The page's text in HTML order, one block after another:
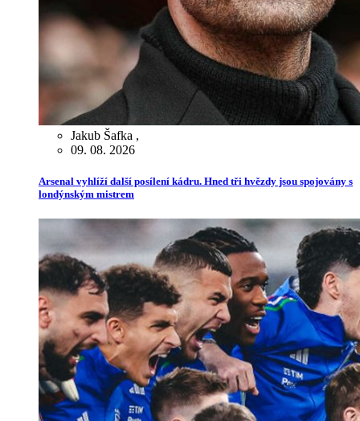
Jakub Šafka ,
09. 08. 2026
Arsenal vyhlíží další posílení kádru. Hned tři hvězdy jsou spojovány s
londýnským mistrem